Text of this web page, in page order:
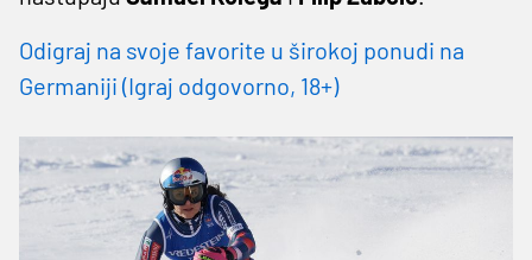
Odigraj na svoje favorite u širokoj ponudi na
Germaniji (Igraj odgovorno, 18+)